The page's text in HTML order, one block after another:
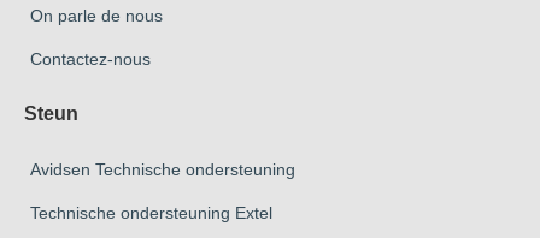
On parle de nous
Contactez-nous
Steun
Avidsen Technische ondersteuning
Technische ondersteuning Extel